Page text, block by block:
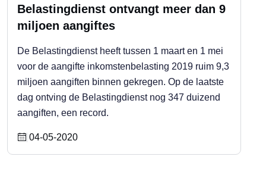
Belastingdienst ontvangt meer dan 9
miljoen aangiftes
De Belastingdienst heeft tussen 1 maart en 1 mei
voor de aangifte inkomstenbelasting 2019 ruim 9,3
miljoen aangiften binnen gekregen. Op de laatste
dag ontving de Belastingdienst nog 347 duizend
aangiften, een record.
04-05-2020